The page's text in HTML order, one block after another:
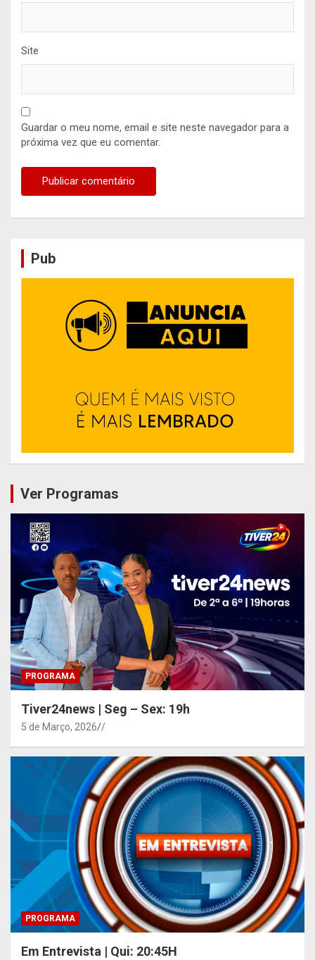
Site
Guardar o meu nome, email e site neste navegador para a
próxima vez que eu comentar.
Pub
Ver Programas
PROGRAMA
Tiver24news | Seg – Sex: 19h
5 de Março, 2026 /
PROGRAMA
Em Entrevista | Qui: 20:45H